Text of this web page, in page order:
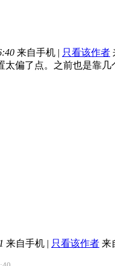
来自手机 | 只看该作者
偏了点。之前也是靠几
来自手机 | 只看该作者 来